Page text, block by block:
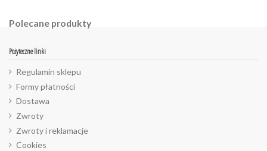
Polecane produkty
Pożyteczne linki
Regulamin sklepu
Formy płatności
Dostawa
Zwroty
Zwroty i reklamacje
Cookies